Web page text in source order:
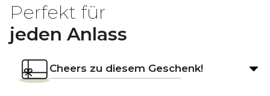
Perfekt für
jeden Anlass
Cheers zu diesem Geschenk!